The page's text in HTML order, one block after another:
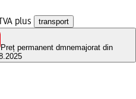
plus transport
Preț permanent dmnemajorat din